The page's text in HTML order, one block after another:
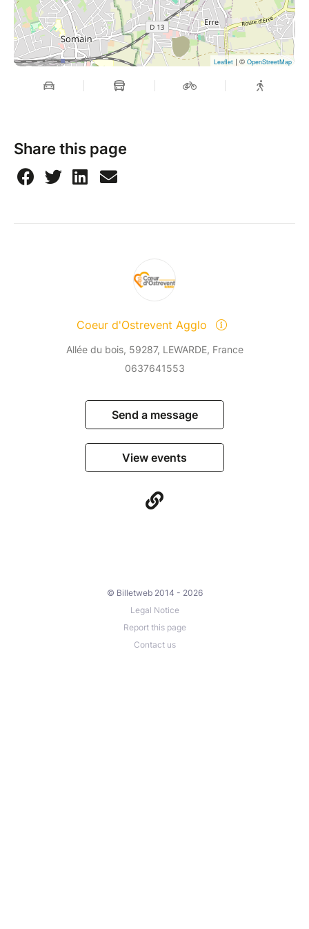
; Béatrice Pennequin 07 63 63 66 32
Leaflet | © OpenStreetMap
Share this page
Coeur d'Ostrevent Agglo
Allée du bois, 59287, LEWARDE, France
0637641553
Send a message
View events
© Billetweb 2014 - 2026
Legal Notice
Report this page
Contact us